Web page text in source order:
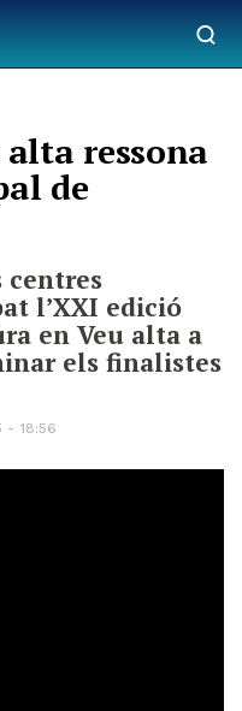
ressona
de
centres
l’XXI edició
en Veu alta a
els finalistes
- 18:56